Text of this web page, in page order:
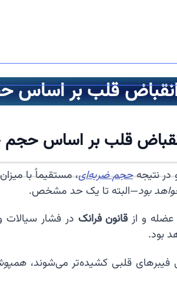
انقباض قلب بر
انقباض قلب بر اساس
نتیجهحجم ضربه‌ای، مستقیماً با
بود—البته تا یک حد مشخص.
عضله و از قانون فرانک در فشار
بود.
فیبرهای قلبی کشیده‌تر می‌شوند،